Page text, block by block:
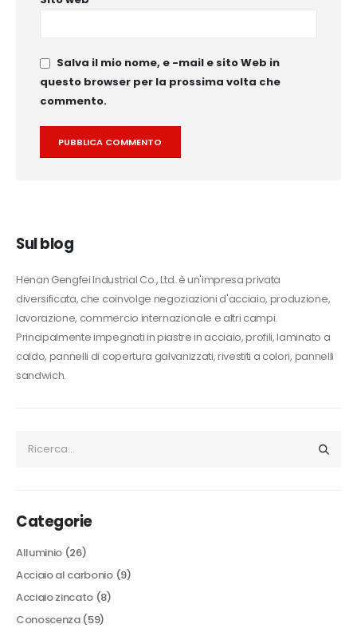
Salva il mio nome, e -mail e sito Web in
questo browser per la prossima volta che
commento.
Sul blog
Henan Gengfei Industrial Co., Ltd. è un'impresa privata
diversificata, che coinvolge negoziazioni d'acciaio, produzione,
lavorazione, commercio internazionale e altri campi.
Principalmente impegnati in piastre in acciaio, profili, laminato a
caldo, pannelli di copertura galvanizzati, rivestiti a colori, pannelli
sandwich.
Categorie
Alluminio (26)
Acciaio al carbonio(9)
Acciaio zincato (8)
Conoscenza(59)